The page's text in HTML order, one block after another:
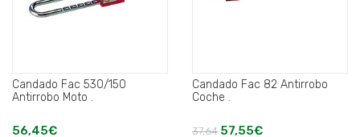
Candado Fac 530/150
Antirrobo Moto .
56,45€
Candado Fac 82 Antirrobo
Coche .
37,64 57,55€